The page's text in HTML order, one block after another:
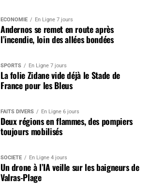
ÉCONOMIE En Ligne 7 jours
Andernos se remet en route après
l’incendie, loin des allées bondées
SPORTS En Ligne 7 jours
La folie Zidane vide déjà le Stade de
France pour les Bleus
FAITS DIVERS En Ligne 6 jours
Deux régions en flammes, des pompiers
toujours mobilisés
SOCIÉTÉ En Ligne 4 jours
Un drone à l’IA veille sur les baigneurs de
Valras-Plage